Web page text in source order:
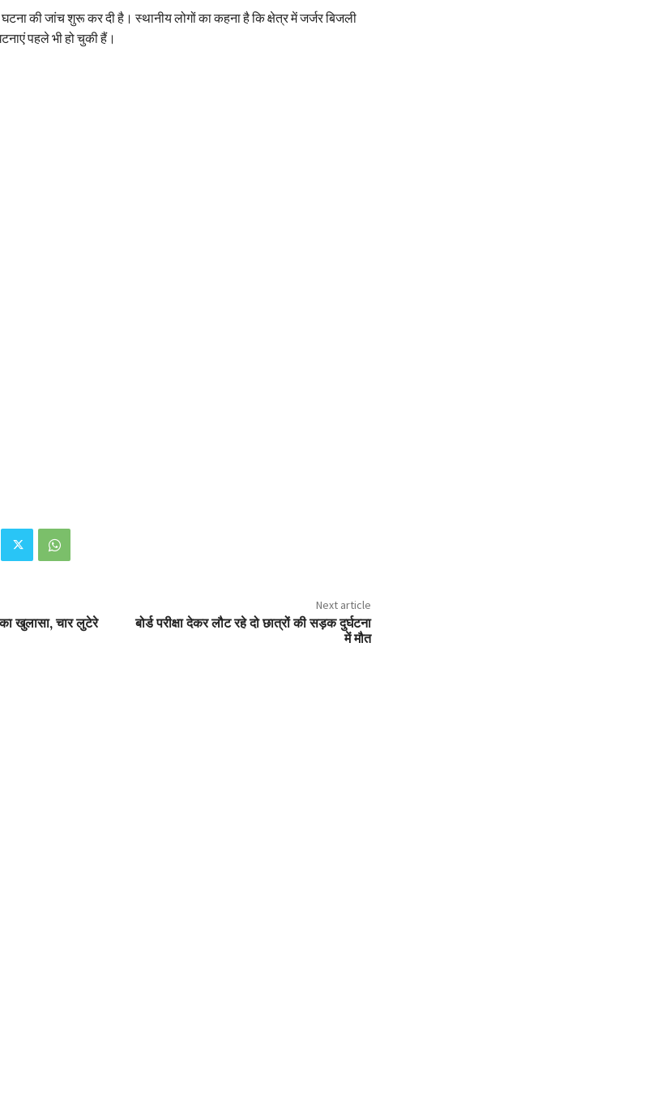
की जांच शुरू कर दी है। स्थानीय लोगों का कहना है कि क्षेत्र में जर्जर बिजली
पहले भी हो चुकी हैं।
खुलासा, चार लुटेरे
Next article
बोर्ड परीक्षा देकर लौट रहे दो छात्रों की सड़क दुर्घटना
में मौत